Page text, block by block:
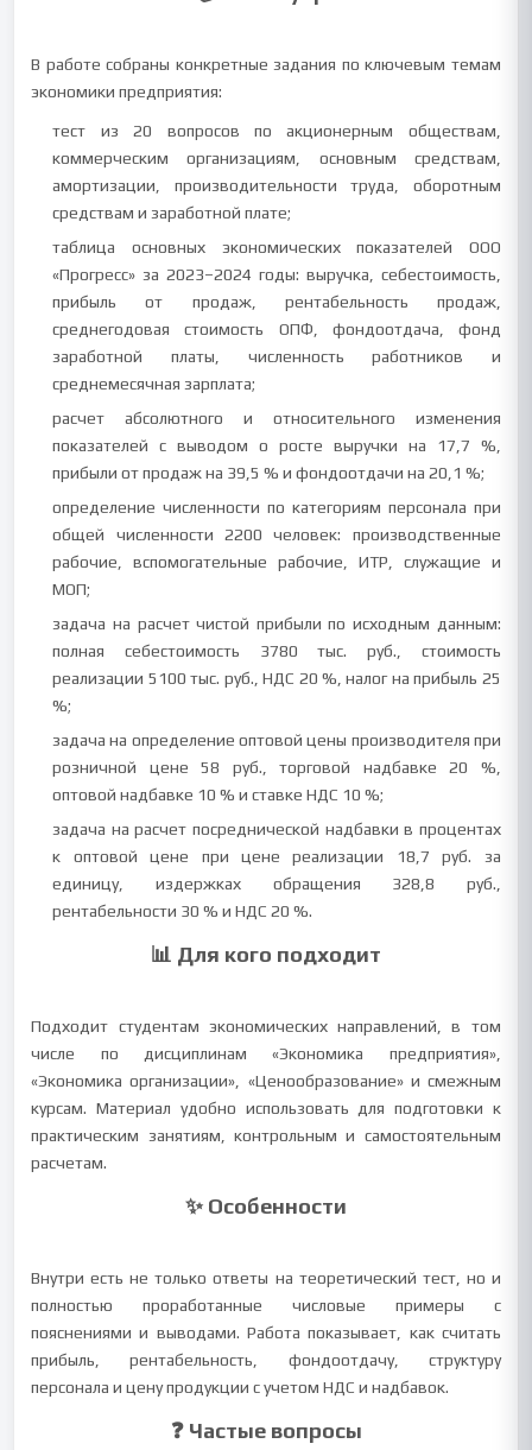
В работе собраны конкретные задания по ключевым темам
экономики предприятия:
тест из 20 вопросов по акционерным обществам,
коммерческим организациям, основным средствам,
амортизации, производительности труда, оборотным
средствам и заработной плате;
таблица основных экономических показателей ООО
«Прогресс» за 2023–2024 годы: выручка, себестоимость,
прибыль от продаж, рентабельность продаж,
среднегодовая стоимость ОПФ, фондоотдача, фонд
заработной платы, численность работников и
среднемесячная зарплата;
расчет абсолютного и относительного изменения
показателей с выводом о росте выручки на 17,7 %,
прибыли от продаж на 39,5 % и фондоотдачи на 20,1 %;
определение численности по категориям персонала при
общей численности 2200 человек: производственные
рабочие, вспомогательные рабочие, ИТР, служащие и
МОП;
задача на расчет чистой прибыли по исходным данным:
полная себестоимость 3780 тыс. руб., стоимость
реализации 5100 тыс. руб., НДС 20 %, налог на прибыль 25
%;
задача на определение оптовой цены производителя при
розничной цене 58 руб., торговой надбавке 20 %,
оптовой надбавке 10 % и ставке НДС 10 %;
задача на расчет посреднической надбавки в процентах
к оптовой цене при цене реализации 18,7 руб. за
единицу, издержках обращения 328,8 руб.,
рентабельности 30 % и НДС 20 %.
📊 Для кого подходит
Подходит студентам экономических направлений, в том
числе по дисциплинам «Экономика предприятия»,
«Экономика организации», «Ценообразование» и смежным
курсам. Материал удобно использовать для подготовки к
практическим занятиям, контрольным и самостоятельным
расчетам.
✨ Особенности
Внутри есть не только ответы на теоретический тест, но и
полностью проработанные числовые примеры с
пояснениями и выводами. Работа показывает, как считать
прибыль, рентабельность, фондоотдачу, структуру
персонала и цену продукции с учетом НДС и надбавок.
❓ Частые вопросы